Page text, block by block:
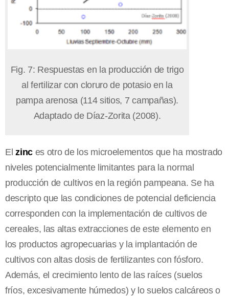
Fig. 7: Respuestas en la producción de trigo
al fertilizar con cloruro de potasio en la
pampa arenosa (114 sitios, 7 campañas).
Adaptado de Díaz-Zorita (2008).
Elzinces otro de los microelementos que ha mostrado
niveles potencialmente limitantes para la normal
producción de cultivos en la región pampeana. Se ha
descripto que las condiciones de potencial deficiencia
corresponden con la implementación de cultivos de
cereales, las altas extracciones de este elemento en
los productos agropecuarias y la implantación de
cultivos con altas dosis de fertilizantes con fósforo.
Además, el crecimiento lento de las raíces (suelos
fríos, excesivamente húmedos) y lo suelos calcáreos o